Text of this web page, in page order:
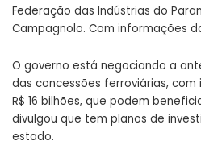
Federação das Indústrias do
Campagnolo. Com informações
O governo está negociando a
das concessões ferroviárias,
R$ 16 bilhões, que podem
divulgou que tem planos de
estado.